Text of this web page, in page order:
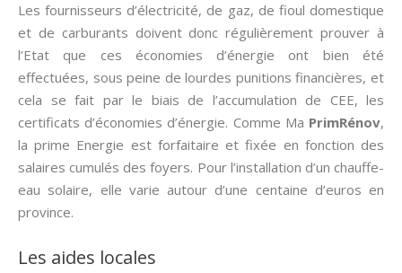
Les fournisseurs d’électricité, de gaz, de fioul domestique
et de carburants doivent donc régulièrement prouver à
l’Etat que ces économies d’énergie ont bien été
effectuées, sous peine de lourdes punitions financières, et
cela se fait par le biais de l’accumulation de CEE, les
certificats d’économies d’énergie. Comme Ma PrimRénov,
la prime Energie est forfaitaire et fixée en fonction des
salaires cumulés des foyers. Pour l’installation d’un chauffe-
eau solaire, elle varie autour d’une centaine d’euros en
province.
Les aides locales